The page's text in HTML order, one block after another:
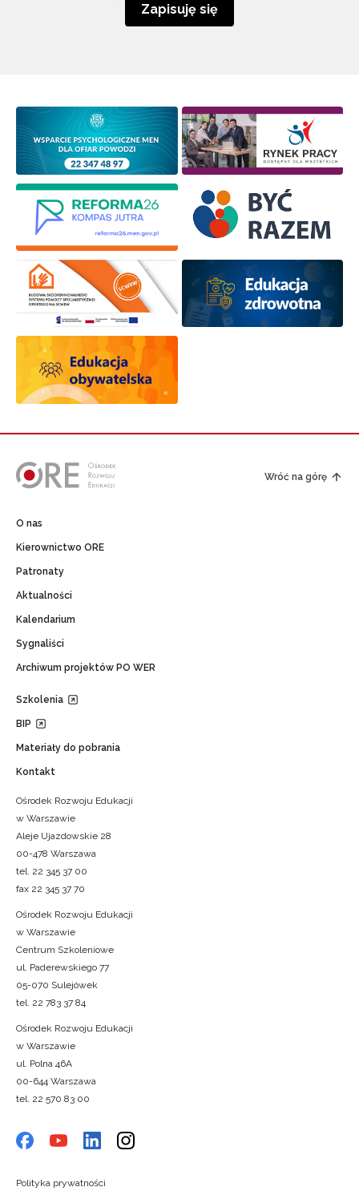
Zapisuję się
Wróć na górę
O nas
Kierownictwo ORE
Patronaty
Aktualności
Kalendarium
Sygnaliści
Archiwum projektów PO WER
Szkolenia
BIP
Materiały do pobrania
Kontakt
Ośrodek Rozwoju Edukacji
w Warszawie
Aleje Ujazdowskie 28
00-478 Warszawa
tel. 22 345 37 00
fax 22 345 37 70
Ośrodek Rozwoju Edukacji
w Warszawie
Centrum Szkoleniowe
ul. Paderewskiego 77
05-070 Sulejówek
tel. 22 783 37 84
Ośrodek Rozwoju Edukacji
w Warszawie
ul. Polna 46A
00-644 Warszawa
tel. 22 570 83 00
Polityka prywatności